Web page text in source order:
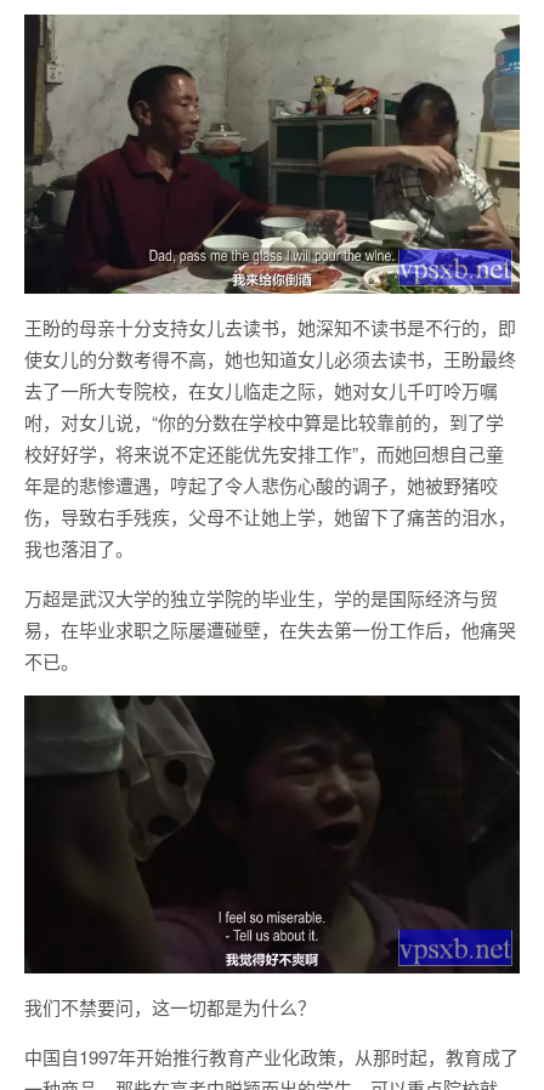
王盼的母亲十分支持女儿去读书，她深知不读书是不行的，即
使女儿的分数考得不高，她也知道女儿必须去读书，王盼最终
去了一所大专院校，在女儿临走之际，她对女儿千叮呤万嘱
咐，对女儿说，“你的分数在学校中算是比较靠前的，到了学
校好好学，将来说不定还能优先安排工作”，而她回想自己童
年是的悲惨遭遇，哼起了令人悲伤心酸的调子，她被野猪咬
伤，导致右手残疾，父母不让她上学，她留下了痛苦的泪水，
我也落泪了。
万超是武汉大学的独立学院的毕业生，学的是国际经济与贸
易，在毕业求职之际屡遭碰壁，在失去第一份工作后，他痛哭
不已。
我们不禁要问，这一切都是为什么？
中国自1997年开始推行教育产业化政策，从那时起，教育成了